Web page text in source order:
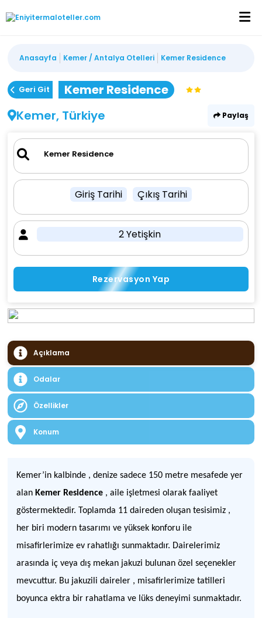
Anasayfa Kemer / Antalya Otelleri Kemer Residence
Geri Git
Kemer Residence
Kemer, Türkiye
Paylaş
Giriş Tarihi Çıkış Tarihi
2 Yetişkin
Rezervasyon Yap
Açıklama
Odalar
Özellikler
Konum
Kemer’in kalbinde , denize sadece 150 metre mesafede yer
alan Kemer Residence , aile işletmesi olarak faaliyet
göstermektedir. Toplamda 11 daireden oluşan tesisimiz ,
her biri modern tasarımı ve yüksek konforu ile
misafirlerimize ev rahatlığı sunmaktadır. Dairelerimiz
arasında iç veya dış mekan jakuzi bulunan özel seçenekler
mevcuttur. Bu jakuzili daireler , misafirlerimize tatilleri
boyunca ektra bir rahatlama ve lüks deneyimi sunmaktadır.